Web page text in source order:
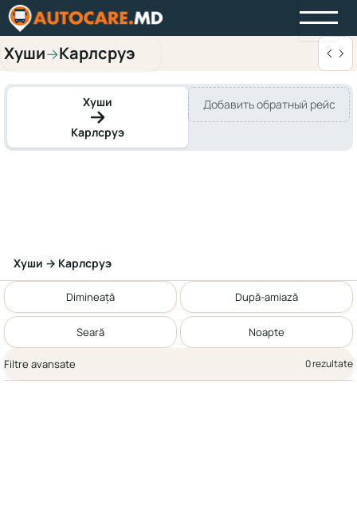
Хуши→Карлсруэ
Хуши
Карлсруэ
Добавить обратный рейс
Хуши → Карлсруэ
Dimineață După-amiază
Seară Noapte
Filtre avansate 0 rezultate